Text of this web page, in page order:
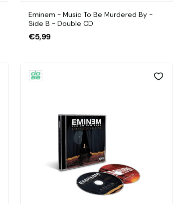
Eminem - Music To Be Murdered By -
Side B - Double CD
€5,99